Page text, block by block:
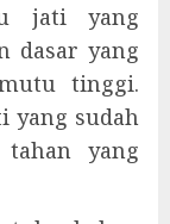
jati yang
dasar yang
tinggi.
yang sudah
yang